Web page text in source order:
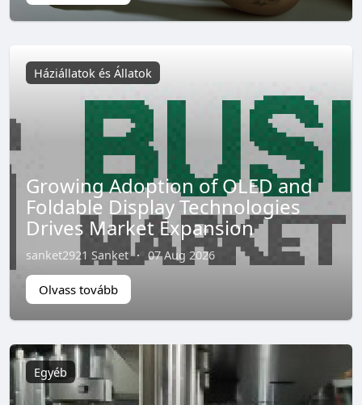
Háziállatok és Állatok
Growing Adoption of OLED and
Foldable Display Technologies
Drives Market Expansion
sanket2921 Sanket · 07 Aug 2026
Olvass tovább
Egyéb